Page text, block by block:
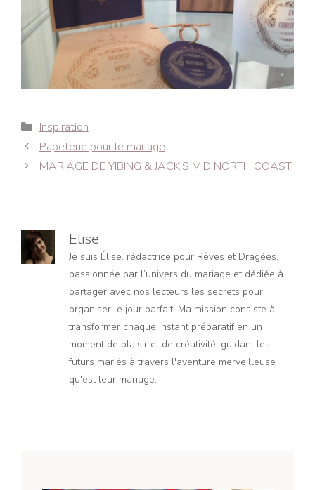
Catégories
Inspiration
Navigation
des
Papeterie pour le mariage
MARIAGE DE YIBING & JACK’S MID NORTH COAST
Elise
Je suis Élise, rédactrice pour Rêves et Dragées,
passionnée par l’univers du mariage et dédiée à
partager avec nos lecteurs les secrets pour
organiser le jour parfait. Ma mission consiste à
transformer chaque instant préparatif en un
moment de plaisir et de créativité, guidant les
futurs mariés à travers l'aventure merveilleuse
qu'est leur mariage.